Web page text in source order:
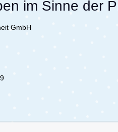
30+ Schutz
Kindes.
den
gegen
2x
Schnelle,
im Sinne der
GmbH